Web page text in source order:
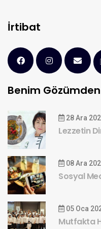
İrtibat
Benim Gözümden
28 Ara
Lezzetin
08 Ara
Sosyal
05 Oca
Mutfakta